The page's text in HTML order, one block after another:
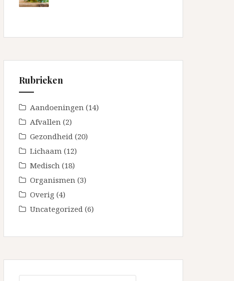
Rubrieken
Aandoeningen (14)
Afvallen (2)
Gezondheid (20)
Lichaam (12)
Medisch (18)
Organismen (3)
Overig (4)
Uncategorized (6)